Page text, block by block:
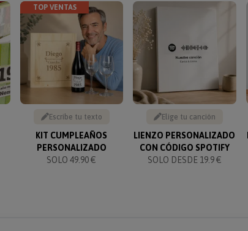
TOP VENTAS
Escribe tu texto
KIT CUMPLEAÑOS
PERSONALIZADO
SOLO 49.90 €
Elige tu canción
LIENZO PERSONALIZADO
CON CÓDIGO SPOTIFY
SOLO DESDE 19.9 €